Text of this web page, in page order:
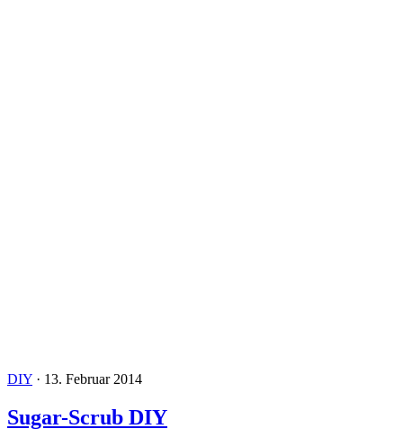
DIY · 13. Februar 2014
Sugar-Scrub DIY